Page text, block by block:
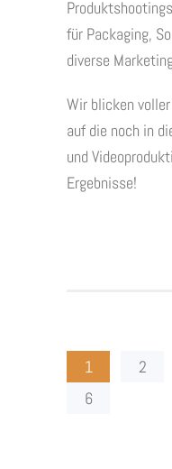
für Packaging,
diverse
Wir blicken
auf die noch in
und
Ergebnisse!
1 2
6